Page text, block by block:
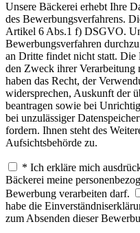
Unsere Bäckerei erhebt Ihre
des Bewerbungsverfahrens.
Artikel 6 Abs.1 f) DSGVO.
Bewerbungsverfahren
an Dritte findet nicht statt. Die
den Zweck ihrer Verarbeitung
haben das Recht, der
widersprechen, Auskunft der
beantragen sowie bei
bei unzulässiger
fordern. Ihnen steht des
Aufsichtsbehörde zu.
* Ich erkläre mich
Bäckerei meine
Bewerbung verarbeiten darf.
habe die
zum Absenden dieser